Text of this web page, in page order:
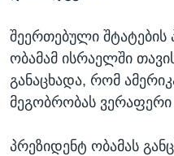
ᲘᲜᲢᲔᲠᲕᲘᲣ
ᲙᲣᲚᲢᲣᲠᲐ
ᲒᲐᲚᲘᲚᲔᲝ
ᲓᲔᲖᲘᲜᲤᲝᲠᲛᲐᲪᲘᲐ
ენები
შეერთებული შტატების
ობამამ ისრაელში
განაცხადა, რომ
მეგობრობას
პრეზიდენტ ობამას